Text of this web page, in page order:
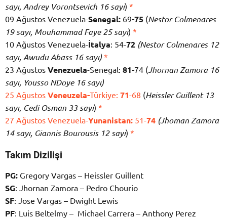
sayı, Andrey Vorontsevich 16 sayı) *
09 Ağustos Venezuela-Senegal: 69-75 (Nestor Colmenares
19 sayı, Mouhammad Faye 25 sayı) *
10 Ağustos Venezuela-İtalya: 54-72 (Nestor Colmenares 12
sayı, Awudu Abass 16 sayı) *
23 Ağustos Venezuela-Senegal: 81-74 (Jhornan Zamora 16
sayı, Yousso NDoye 16 sayı)
25 Ağustos Veneuzela-Türkiye: 71-68 (Heissler Guillent 13
sayı, Cedi Osman 33 sayı) *
27 Ağustos Venezuela-Yunanistan: 51-74 (Jhoman Zamora
14 sayı, Giannis Bourousis 12 sayı) *
Takım Dizilişi
PG: Gregory Vargas – Heissler Guillent
SG: Jhornan Zamora – Pedro Chourio
SF: Jose Vargas – Dwight Lewis
PF: Luis Beltelmy – Michael Carrera – Anthony Perez